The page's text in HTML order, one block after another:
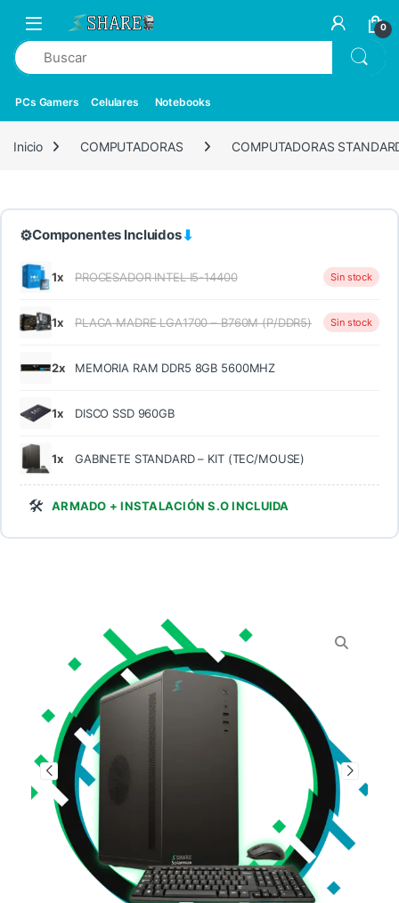
0
PCs Gamers Celulares Notebooks
Inicio COMPUTADORAS COMPUTADORAS
⚙Componentes Incluidos⬇
1x PROCESADOR INTEL I5-14400 Sin stock
1x PLACA MADRE LGA1700 – B760M (P/DDR5) Sin stock
2x MEMORIA RAM DDR5 8GB 5600MHZ
1x DISCO SSD 960GB
1x GABINETE STANDARD – KIT (TEC/MOUSE)
🛠️ ARMADO + INSTALACIÓN S.O INCLUIDA